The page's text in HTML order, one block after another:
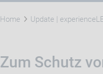
Home Update |
Zum Schutz